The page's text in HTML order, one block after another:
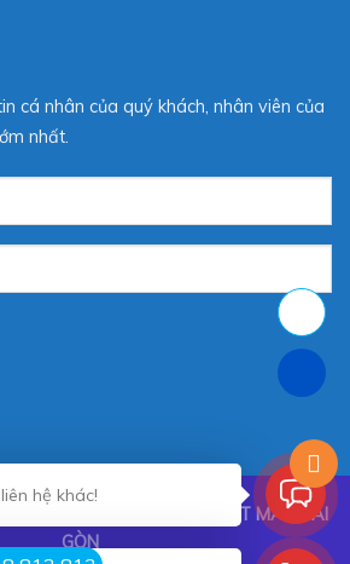
cá nhân của quý khách, nhân viên của
nhất.
TNHH TRANG TRÍ NỘI THẤT MÀN SÀI
GÒN
hệ khác!